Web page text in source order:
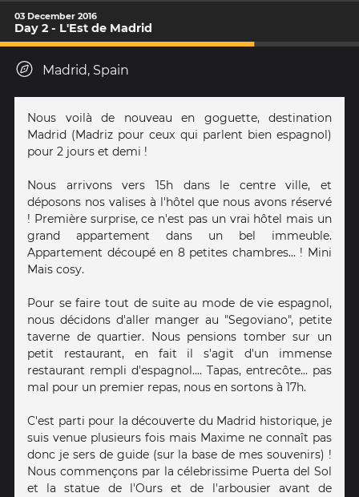
03 December 2016
Day 2 - L'Est de Madrid
Madrid, Spain
Nous voilà de nouveau en goguette, destination
Madrid (Madriz pour ceux qui parlent bien espagnol)
pour 2 jours et demi !
Nous arrivons vers 15h dans le centre ville, et
déposons nos valises à l'hôtel que nous avons réservé
! Première surprise, ce n'est pas un vrai hôtel mais un
grand appartement dans un bel immeuble.
Appartement découpé en 8 petites chambres... ! Mini
Mais cosy.
Pour se faire tout de suite au mode de vie espagnol,
nous décidons d'aller manger au "Segoviano", petite
taverne de quartier. Nous pensions tomber sur un
petit restaurant, en fait il s'agit d'un immense
restaurant rempli d'espagnol.... Tapas, entrecôte... pas
mal pour un premier repas, nous en sortons à 17h.
C'est parti pour la découverte du Madrid historique, je
suis venue plusieurs fois mais Maxime ne connaît pas
donc je sers de guide (sur la base de mes souvenirs) !
Nous commençons par la célebrissime Puerta del Sol
et la statue de l'Ours et de l'arbousier avant de